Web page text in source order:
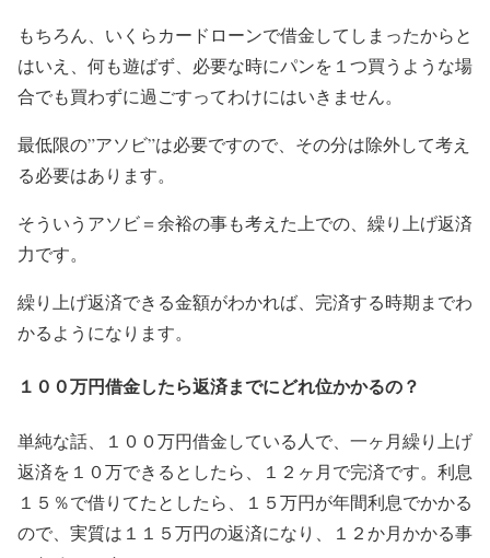
もちろん、いくらカードローンで借金してしまったからと
はいえ、何も遊ばず、必要な時にパンを１つ買うような場
合でも買わずに過ごすってわけにはいきません。
最低限の”アソビ”は必要ですので、その分は除外して考え
る必要はあります。
そういうアソビ＝余裕の事も考えた上での、繰り上げ返済
力です。
繰り上げ返済できる金額がわかれば、完済する時期までわ
かるようになります。
１００万円借金したら返済までにどれ位かかるの？
単純な話、１００万円借金している人で、一ヶ月繰り上げ
返済を１０万できるとしたら、１２ヶ月で完済です。利息
１５％で借りてたとしたら、１５万円が年間利息でかかる
ので、実質は１１５万円の返済になり、１２か月かかる事